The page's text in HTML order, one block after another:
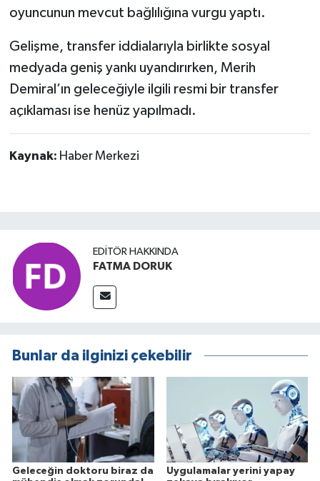
oyuncunun mevcut bağlılığına vurgu yaptı.
Gelişme, transfer iddialarıyla birlikte sosyal
medyada geniş yankı uyandırırken, Merih
Demiral’ın geleceğiyle ilgili resmi bir transfer
açıklaması ise henüz yapılmadı.
Kaynak: Haber Merkezi
EDITÖR HAKKINDA
FATMA DORUK
Bunlar da ilginizi çekebilir
Geleceğin doktoru biraz da
Uygulamalar yerini yapay